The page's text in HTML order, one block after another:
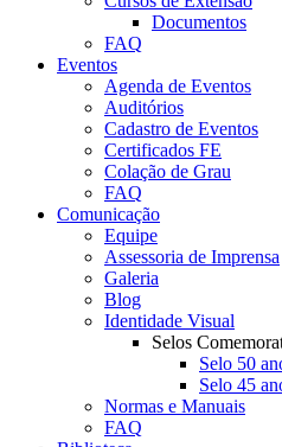
Documentos
FAQ
Eventos
Agenda de Eventos
Auditórios
Cadastro de Eventos
Certificados FE
Colação de Grau
FAQ
Comunicação
Equipe
Assessoria de Imprensa
Galeria
Blog
Identidade Visual
Selos
Selo 50
Selo 45
Normas e Manuais
FAQ